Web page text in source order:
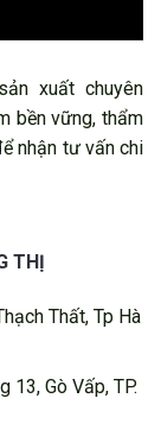
xuất chuyên
bền vững, thẩm
nhận tư vấn chi
THỊ
Thất, Tp Hà
13, Gò Vấp, TP.